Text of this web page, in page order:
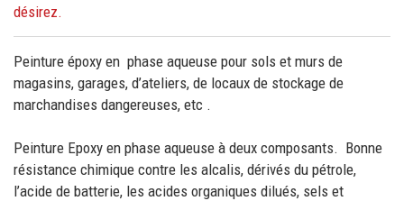
désirez.
Peinture époxy en phase aqueuse pour sols et murs de
magasins, garages, d’ateliers, de locaux de stockage de
marchandises dangereuses, etc .
Peinture Epoxy en phase aqueuse à deux composants. Bonne
résistance chimique contre les alcalis, dérivés du pétrole,
l’acide de batterie, les acides organiques dilués, sels et